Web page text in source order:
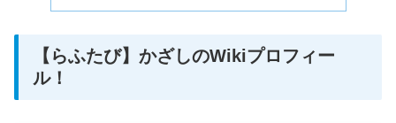
【らふたび】かざしのWikiプロフィー
ル！